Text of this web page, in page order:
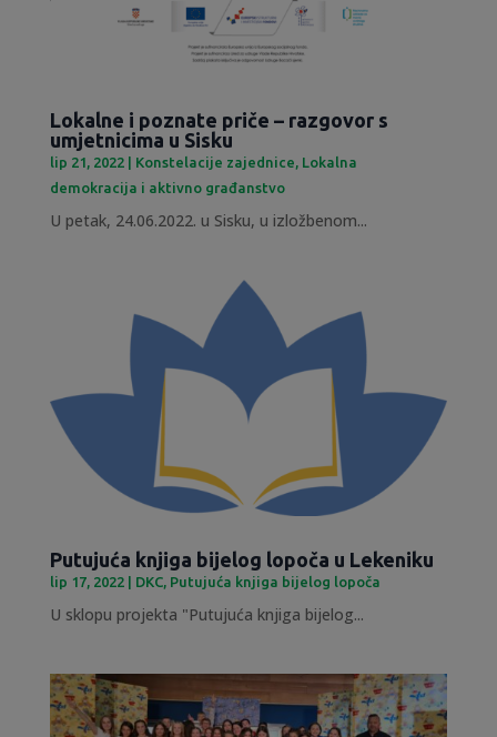
Lokalne i poznate priče – razgovor s
umjetnicima u Sisku
lip 21, 2022| Konstelacije zajednice, Lokalna
demokracija i aktivno građanstvo
U petak, 24.06.2022. u Sisku, u izložbenom...
Putujuća knjiga bijelog lopoča u Lekeniku
lip 17, 2022| DKC, Putujuća knjiga bijelog lopoča
U sklopu projekta "Putujuća knjiga bijelog...